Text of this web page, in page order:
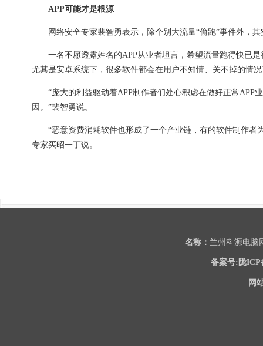
APP可能才是根源
网络安全专家裴智勇表示，除个别大流量“偷跑”事件外，其
一名不愿透露姓名的APP从业者坦言，希望流量跑得快已是
尤其是安卓系统下，很多软件都会在用户不知情、关不掉的情
“庞大的利益驱动着APP制作者们处心积虑在做好正常APP
因。”裴智勇说。
“恶意资费消耗软件也形成了一个产业链，有的软件制作者
专家买昭一丁说。
名称： 兰州科源电
备案号:陇ICP
网